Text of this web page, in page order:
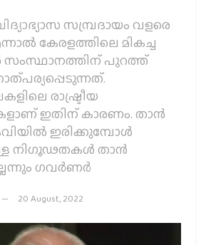
സമ്പ്രദായം വളരെ
കേരളത്തിലെ മികച്ച
സംസ്ഥാനത്തിന് പുറത്ത്
രാഷ്ട്രീയ
ഇതിന് കാരണം. താന്‍
ഇരിക്കുമ്പോള്‍
നിഗൂഢതകള്‍ താന്‍
ഗവര്‍ണര്‍
20 August, 2022